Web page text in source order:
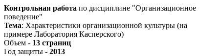
Контрольная работа по дисциплине "Организационное
поведение"
Тема: Характеристики организационной культуры (на
примере Лаборатория Касперского)
Объем - 13 страниц
Год защиты - 2013